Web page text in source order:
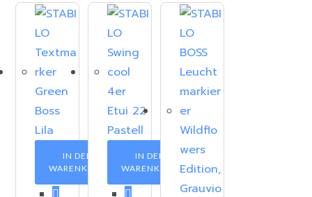
IN DEN
WARENKORB
IN DEN
WARENKORB